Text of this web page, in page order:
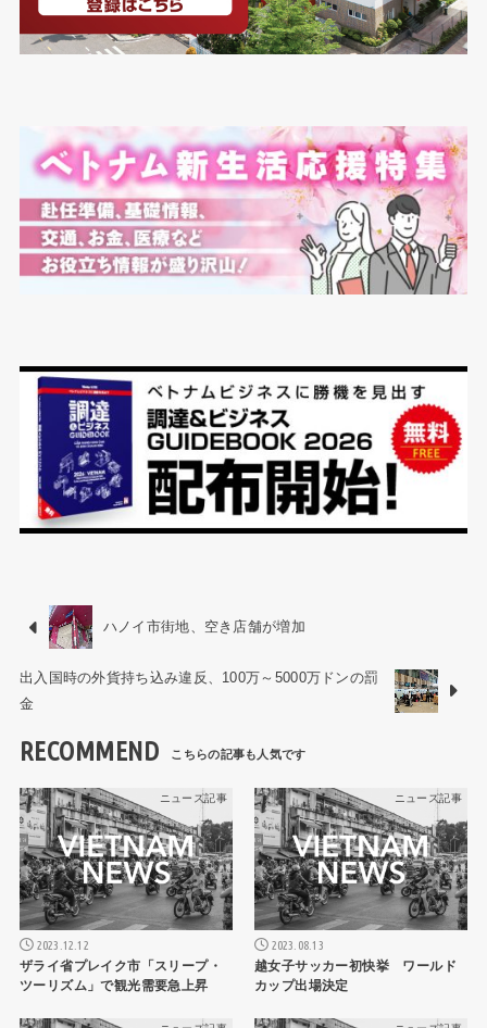
ハノイ市街地、空き店舗が増加
出入国時の外貨持ち込み違反、100万～5000万ドンの罰
金
RECOMMEND
ニュース記事
2023.12.12
ザライ省プレイク市「スリープ・
ツーリズム」で観光需要急上昇
ニュース記事
2023.08.13
越女子サッカー初快挙 ワールド
カップ出場決定